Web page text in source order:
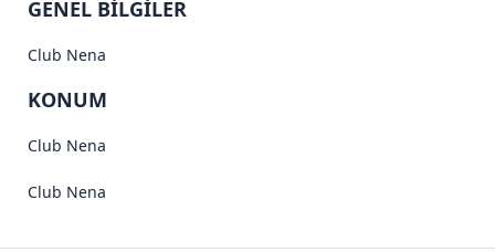
GENEL BİLGİLER
Club Nena
KONUM
Club Nena
Club Nena